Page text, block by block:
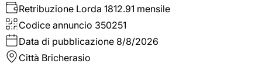
Retribuzione Lorda 1812.91 mensile
Codice annuncio 350251
Data di pubblicazione 8/8/2026
Città Bricherasio